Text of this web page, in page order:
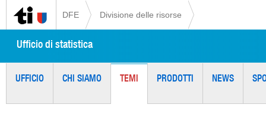
DFE Divisione delle risorse
Ufficio di statistica
UFFICIO CHI SIAMO TEMI PRODOTTI NEWS